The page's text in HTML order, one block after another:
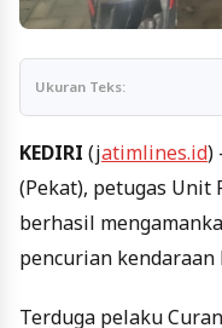
Ukuran Teks:
KEDIRI (jatimlines.id)
(Pekat), petugas Unit
berhasil
pencurian
Terduga pelaku